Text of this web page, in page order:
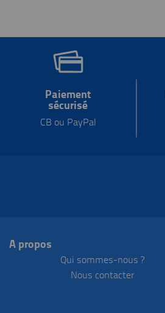
Paiement
sécurisé
CB ou PayPal
A propos
Qui sommes-nous ?
Nous contacter